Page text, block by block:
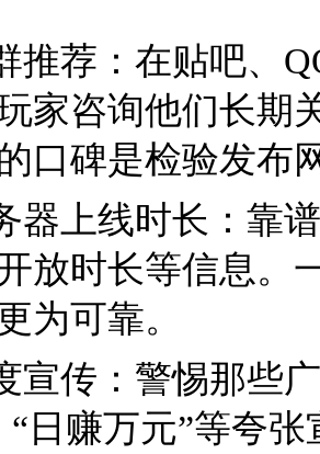
推荐：在贴吧、
家咨询他们长期
口碑是检验发布
器上线时长：靠
放时长等信息。
为可靠。
宣传：警惕那些
“日赚万元”等夸